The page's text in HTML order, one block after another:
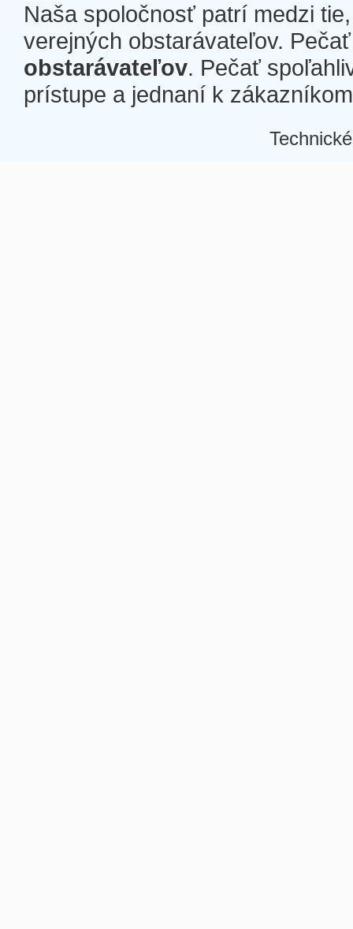
Naša spoločnosť patrí medzi
verejných obstarávateľov.
obstarávateľov. Pečať
prístupe a jednaní k